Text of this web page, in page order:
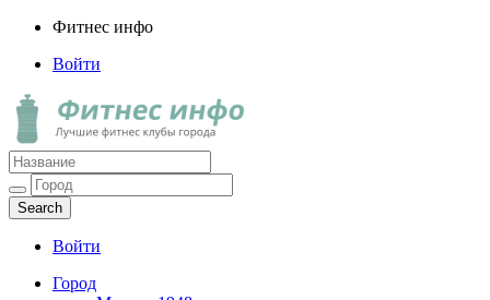
Фитнес инфо
Войти
Фитнес инфо
Лучшие фитнес клубы города
Войти
Город